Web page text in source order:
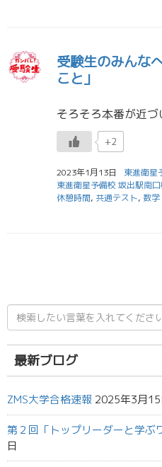
受験生のみんな
こと」
+2
2023年1月13日
東進衛星
東進衛星予備校 坂出駅南
休憩時間, 共通テスト, 数
検
索
結
果:
最新ブログ
ZMS大学合格速報 2025年3月15
第２回「トップリーダーと学ぶ
日